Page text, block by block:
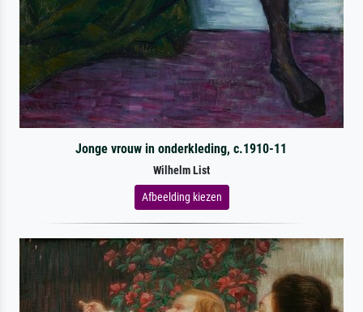
Jonge vrouw in onderkleding, c.1910-11
Wilhelm List
Afbeelding kiezen